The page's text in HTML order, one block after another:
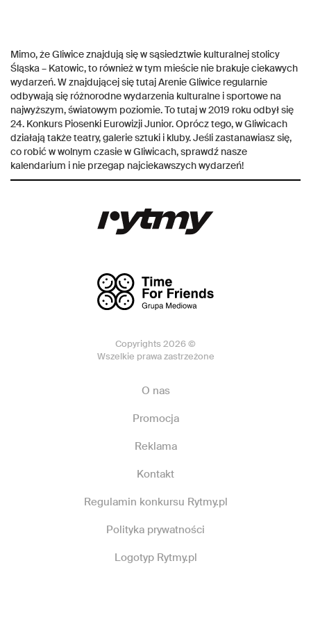
Mimo, że Gliwice znajdują się w sąsiedztwie kulturalnej stolicy
Śląska – Katowic, to również w tym mieście nie brakuje ciekawych
wydarzeń. W znajdującej się tutaj Arenie Gliwice regularnie
odbywają się różnorodne wydarzenia kulturalne i sportowe na
najwyższym, światowym poziomie. To tutaj w 2019 roku odbył się
24. Konkurs Piosenki Eurowizji Junior. Oprócz tego, w Gliwicach
działają także teatry, galerie sztuki i kluby. Jeśli zastanawiasz się,
co robić w wolnym czasie w Gliwicach, sprawdź nasze
kalendarium i nie przegap najciekawszych wydarzeń!
Copyrights 2026 ©
Wszelkie prawa zastrzeżone
O nas
Promocja
Reklama
Kontakt
Regulamin konkursu Rytmy.pl
Polityka prywatności
Logotyp Rytmy.pl